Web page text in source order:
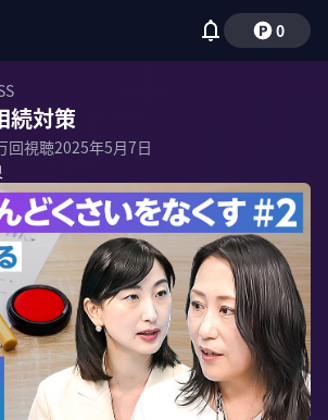
0
続対策
回視聴2025年5月7日